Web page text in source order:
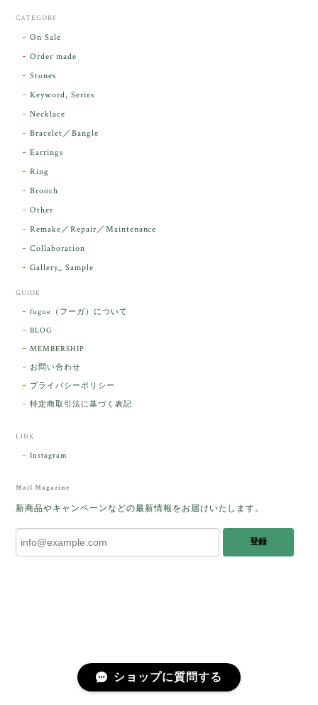
ンダラで感動しました。素敵な箱と和紙で石を包んで
下さり、ありがとうございました。
レビューをありがとうございます。 実物を
こそ この度は誠にありがとうございまし
た人に幸せが訪れる」という言い伝えがあるケサラン
パサラン。とっても素敵です。メッセージでは色々記
憶違いもありましたが、またいつかお会いして楽しい
した。
をあたたかく迎え入れてくださり とても嬉
しく思います。 この石のふわりとした光を
ランパサラン」でした。これからはT様の
傍で そっと見守ってくれるのではないかな
2025/10/03
CATEGORY
On Sale
Order made
Stones
Keyword, Series
Necklace
Bracelet／Bangle
Earrings
Ring
Brooch
Other
Remake／Repair／Maintenance
Collaboration
Gallery_ Sample
GUIDE
fugue（フーガ）について
BLOG
MEMBERSHIP
お問い合わせ
プライバシーポリシー
特定商取引法に基づく表記
LINK
Instagram
Mail Magazine
新商品やキャンペーンなどの最新情報をお届けいたします。
登録
ショップに質問する